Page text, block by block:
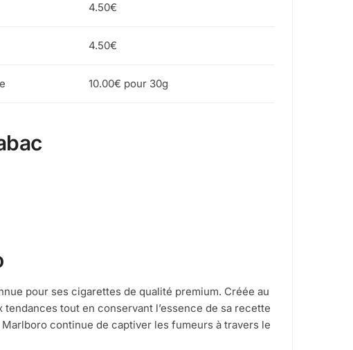
4.50€
4.50€
10.00€ pour 30g
pour ses cigarettes de qualité premium. Créée au
tendances tout en conservant l’essence de sa recette
continue de captiver les fumeurs à travers le